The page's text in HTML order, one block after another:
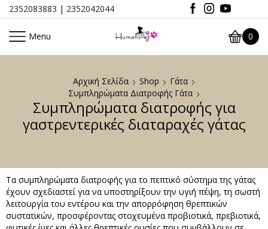
2352083883 | 2352042044
Menu 0
Αρχική Σελίδα Shop
Γάτα
Συμπληρώματα Διατροφής Γάτα
Συμπληρώματα διατροφής για
γαστρεντερικές διαταραχές γάτας
Τα συμπληρώματα διατροφής για το πεπτικό σύστημα της γάτας
έχουν σχεδιαστεί για να υποστηρίξουν την υγιή πέψη, τη σωστή
λειτουργία του εντέρου και την απορρόφηση θρεπτικών
συστατικών, προσφέροντας στοχευμένα προβιοτικά, πρεβιοτικά,